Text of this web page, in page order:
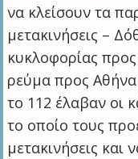
να κλείσουν τα
μετακινήσεις –
κυκλοφορίας
ρεύμα προς
το 112 έλαβαν οι
το οποίο τους
μετακινήσεις και